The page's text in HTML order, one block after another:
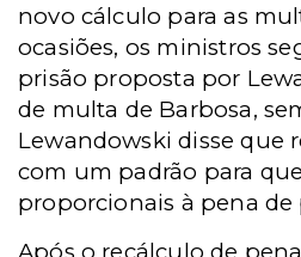
novo cálculo para as
ocasiões, os ministros
prisão proposta por
de multa de Barbosa,
Lewandowski disse que
com um padrão para
proporcionais à pena de
Após o recálculo de